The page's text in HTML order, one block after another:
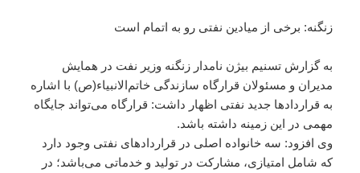
زنگنه: برخی از میادین نفتی رو به اتمام است
به گزارش تسنیم بیژن نامدار زنگنه وزیر نفت در همایش
مدیران و مسئولان قرارگاه سازندگی خاتم‌الانبیاء(ص) با اشاره
به قراردادها جدید نفتی اظهار داشت: قرارگاه می‌تواند جایگاه
مهمی در این زمینه داشته باشد.
وی افزود: سه خانواده اصلی در قراردادهای نفتی وجود دارد
که شامل امتیازی، مشارکت در تولید و خدماتی می‌باشد؛ در